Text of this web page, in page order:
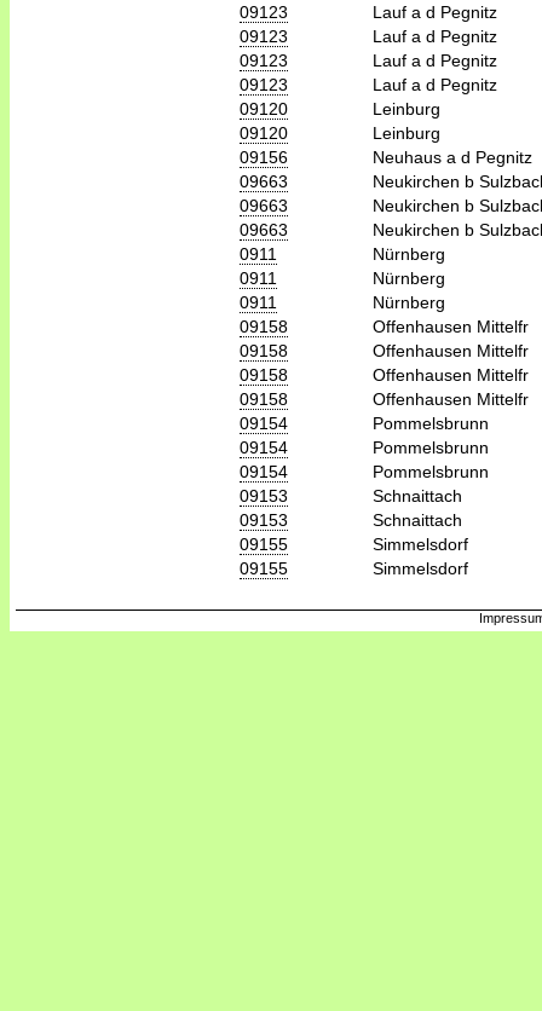
09123
Lauf a d Pegnitz
09123
Lauf a d Pegnitz
09123
Lauf a d Pegnitz
09123
Lauf a d Pegnitz
09120
Leinburg
09120
Leinburg
09156
Neuhaus a d Pegnitz
09663
Neukirchen b
09663
Neukirchen b
09663
Neukirchen b
0911
Nürnberg
0911
Nürnberg
0911
Nürnberg
09158
Offenhausen Mittelfr
09158
Offenhausen Mittelfr
09158
Offenhausen Mittelfr
09158
Offenhausen Mittelfr
09154
Pommelsbrunn
09154
Pommelsbrunn
09154
Pommelsbrunn
09153
Schnaittach
09153
Schnaittach
09155
Simmelsdorf
09155
Simmelsdorf